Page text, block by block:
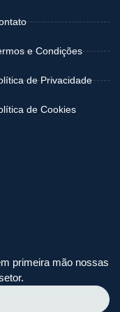
e Condições
de Privacidade
de Cookies
primeira mão nossas